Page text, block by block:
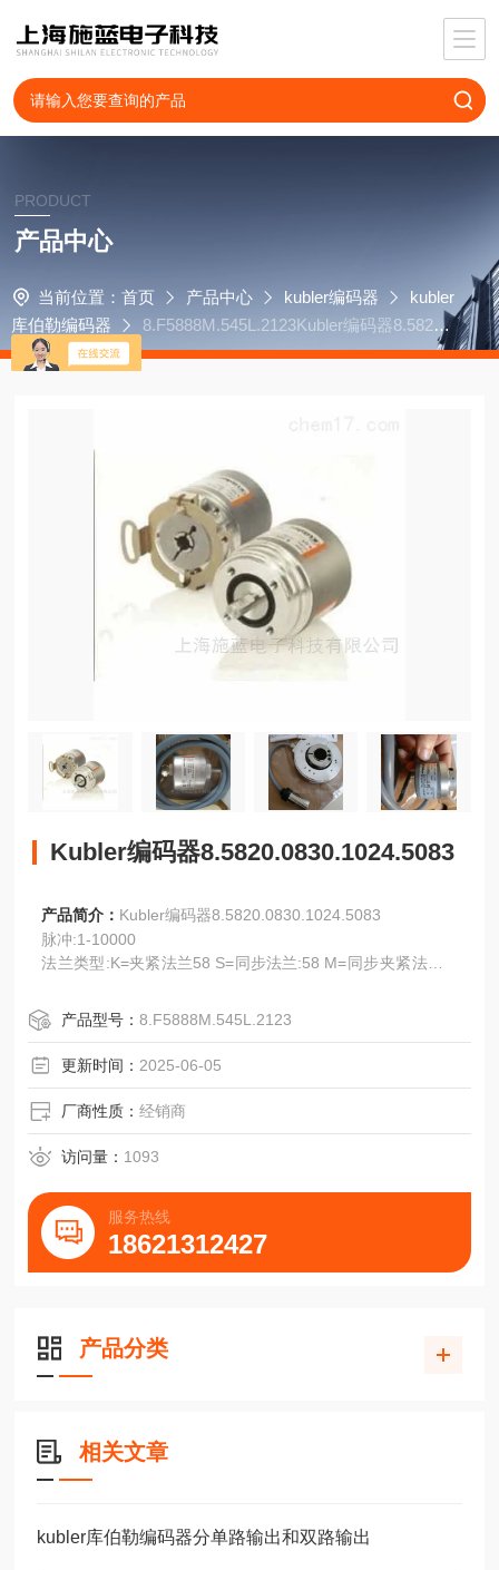
PRODUCT
产品中心
当前位置： 首页 产品中心 kubler编码器
kubler
库伯勒编码器
8.F5888M.545L.2123Kubler编码器8.5820.
0830.1024.5083
Kubler编码器8.5820.0830.1024.5083
产品简介： Kubler编码器8.5820.0830.1024.5083
脉冲:1-10000
法兰类型:K=夹紧法兰58 S=同步法兰:58 M=同步夹紧法兰:6
防护等级外壳/ 轴承:
产品型号：8.F5888M.545L.2123
更新时间： 2025-06-05
厂商性质：经销商
访问量： 1093
服务热线
18621312427
产品分类
相关文章
kubler库伯勒编码器分单路输出和双路输出